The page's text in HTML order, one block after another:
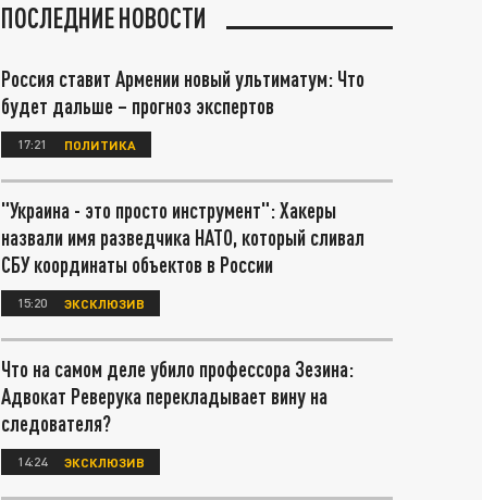
ПОСЛЕДНИЕ НОВОСТИ
Россия ставит Армении новый ультиматум: Что
будет дальше – прогноз экспертов
17:21 ПОЛИТИКА
"Украина - это просто инструмент": Хакеры
назвали имя разведчика НАТО, который сливал
СБУ координаты объектов в России
15:20 ЭКСКЛЮЗИВ
Что на самом деле убило профессора Зезина:
Адвокат Реверука перекладывает вину на
следователя?
14:24 ЭКСКЛЮЗИВ